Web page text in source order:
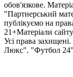
обов'язкове.
"Партнерський
публікуємо на
21+Матеріали
Усi права
Люкс". "Футбол